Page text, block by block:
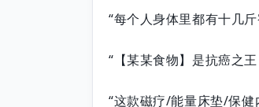
“每个人身体里都有十几
“【某某食物】是抗癌之
“这款磁疗/能量床垫/保